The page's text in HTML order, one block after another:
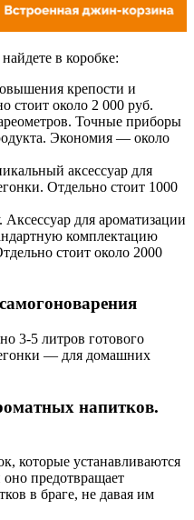
в коробке:
крепости и
стоит около 2 000 руб.
Точные приборы
Экономия — около
аксессуар для
Отдельно стоит 1000
для ароматизации
комплектацию
стоит около 2000
3-5 литров готового
— для домашних
напитков.
которые устанавливаются
предотвращает
в браге, не давая им